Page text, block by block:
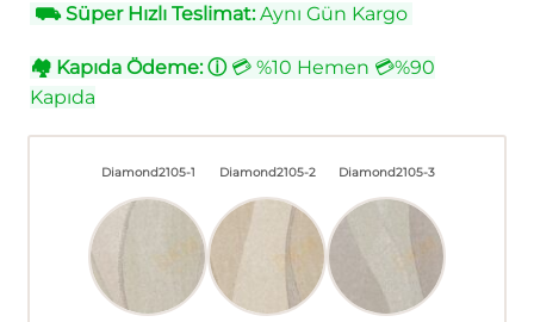
⛟Süper Hızlı Teslimat:Aynı Gün Kargo
🏘 Kapıda Ödeme: ⓘ💳 %10 Hemen 💳%90
Kapıda
Diamond2105-1 Diamond2105-2 Diamond2105-3